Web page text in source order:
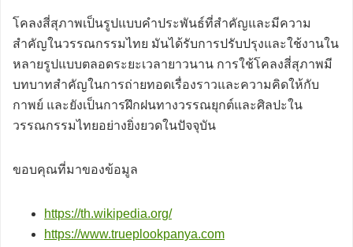
โคลงสี่สุภาพเป็นรูปแบบคำประพันธ์ที่สำคัญและมีความ
สำคัญในวรรณกรรมไทย มันได้รับการปรับปรุงและใช้งานใน
หลายรูปแบบตลอดระยะเวลายาวนาน การใช้โคลงสี่สุภาพมี
บทบาทสำคัญในการถ่ายทอดเรื่องราวและความคิดให้กับ
กาพย์ และยังเป็นการฝึกฝนทางวรรณยุกต์และศิลปะใน
วรรณกรรมไทยอย่างยิ่งยวดในปัจจุบัน
ขอบคุณที่มาของข้อมูล
https://th.wikipedia.org/
https://www.trueplookpanya.com